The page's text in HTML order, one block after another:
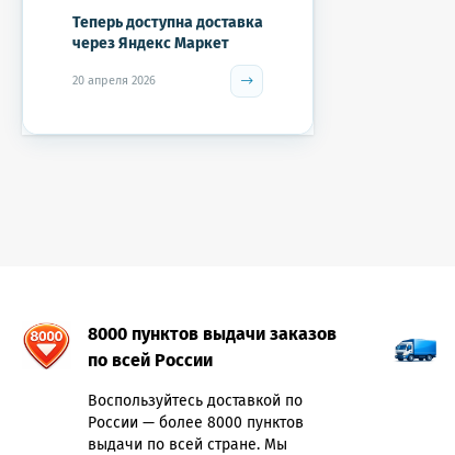
Теперь доступна доставка
через Яндекс Маркет
20 апреля 2026
8000 пунктов выдачи заказов
по всей России
Воспользуйтесь доставкой по
России — более 8000 пунктов
выдачи по всей стране. Мы